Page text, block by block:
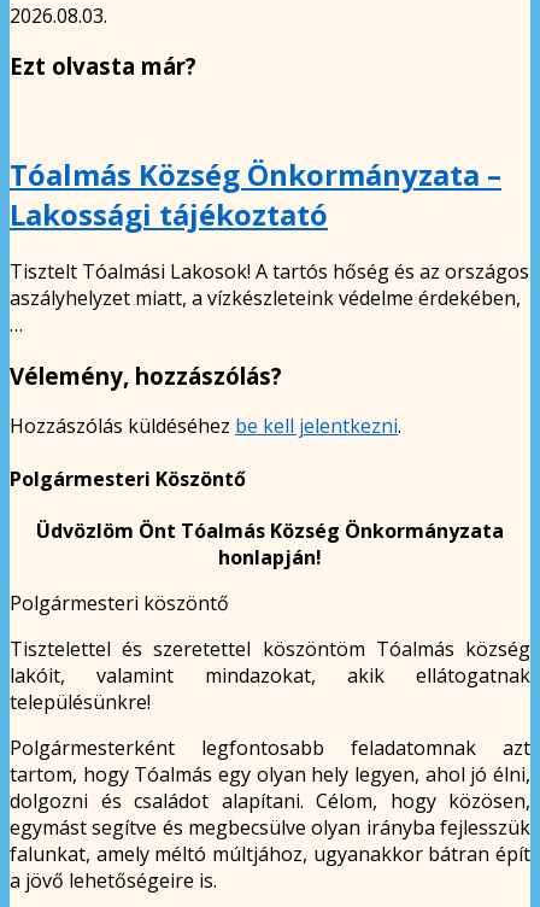
2026.08.03.
Ezt olvasta már?
Tóalmás Község Önkormányzata –
Lakossági tájékoztató
Tisztelt Tóalmási Lakosok! A tartós hőség és az országos
aszályhelyzet miatt, a vízkészleteink védelme érdekében,
…
Vélemény, hozzászólás?
Hozzászólás küldéséhez be kell jelentkezni.
Polgármesteri Köszöntő
Üdvözlöm Önt Tóalmás Község Önkormányzata
honlapján!
Polgármesteri köszöntő
Tisztelettel és szeretettel köszöntöm Tóalmás község
lakóit, valamint mindazokat, akik ellátogatnak
településünkre!
Polgármesterként legfontosabb feladatomnak azt
tartom, hogy Tóalmás egy olyan hely legyen, ahol jó élni,
dolgozni és családot alapítani. Célom, hogy közösen,
egymást segítve és megbecsülve olyan irányba fejlesszük
falunkat, amely méltó múltjához, ugyanakkor bátran épít
a jövő lehetőségeire is.